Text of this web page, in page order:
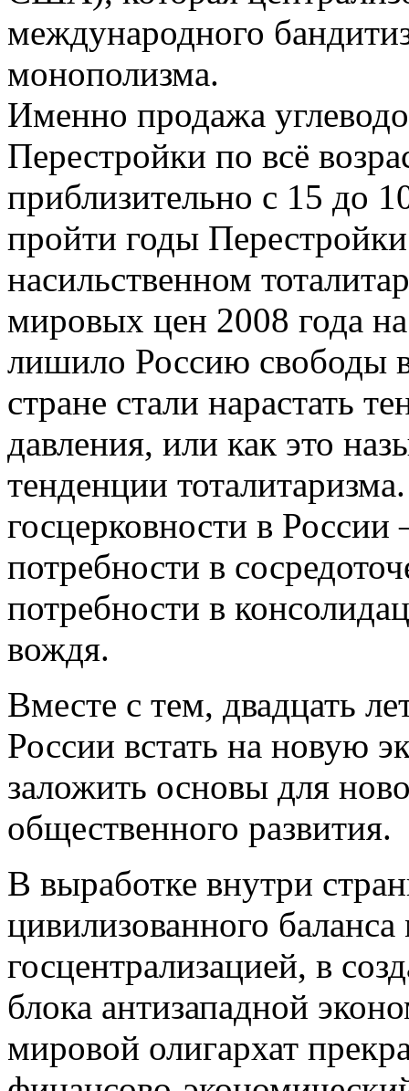
международного
монополизма.
Именно продажа
Перестройки по всё
приблизительно с 15 до
пройти годы
насильственном
мировых цен 2008 года
лишило Россию свободы
стране стали нарастать
давления, или как это
тенденции
госцерковности в России
потребности в
потребности в
вождя.
Вместе с тем, двадцать
России встать на новую
заложить основы для
общественного развития.
В выработке внутри
цивилизованного
госцентрализацией, в
блока антизападной
мировой олигархат